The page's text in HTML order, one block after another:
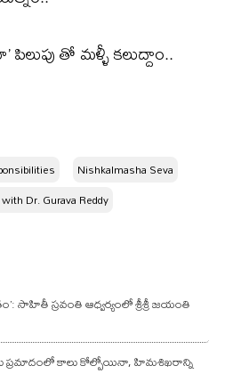
తో మళ్ళీ కలుద్దాం..
Nishkalmasha Seva
Dr. Gurava Reddy
సాహితీ స్రవంతి ఆధ్వర్యంలో శ్రీశ్రీ జయంతి
ప్రమాదంలో కాలు కోల్పోయినా, హిమశిఖరాన్ని